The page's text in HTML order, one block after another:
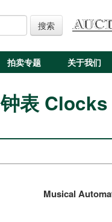
搜索
拍卖专题 关于我们
钟表 Clocks
Musical